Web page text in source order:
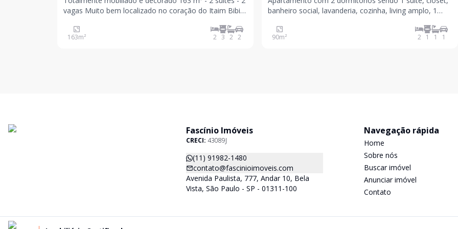
vagas Muito bem localizado no coração do Itaim Bibi,
mobiliado e com ótimos acabamentos. O living oferece
três ambientes: sala com lareira e varanda q
163m² 2 3 2 2
banheiro social, lavanderia, cozinha, living amplo, 1
90m² 2 1 1 1
Fascínio Imóveis
CRECI: 43089J
(11) 91982-1480
contato@fascinioimoveis.com
Avenida Paulista, 777, Andar 10, Bela
Vista, São Paulo - SP - 01311-100
Navegação rápida
Home
Sobre nós
Buscar imóvel
Anunciar imóvel
Contato